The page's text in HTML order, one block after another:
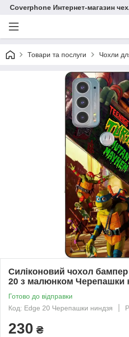
Coverphone Интернет-магазин
Товари та послуги Чохли
Силіконовий чохол
20 з малюнком Черепашки
Готово до відправки
Код: Edge 20 Черепашки ниндзя
230 ₴